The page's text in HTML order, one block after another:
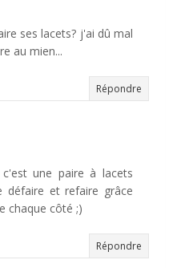
ses lacets? j'ai dû mal
au mien...
Répondre
une paire à lacets
défaire et refaire grâce
chaque côté ;)
Répondre